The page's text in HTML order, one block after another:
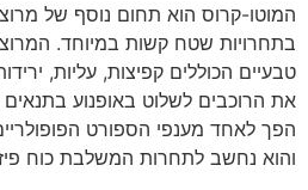
המוטו-קרוס הוא תחום נוסף של
בתחרויות שטח קשות במיוחד.
טבעיים הכוללים קפיצות, עליות,
את הרוכבים לשלוט באופנוע
הפך לאחד מענפי הספורט
והוא נחשב לתחרות המשלבת כוח